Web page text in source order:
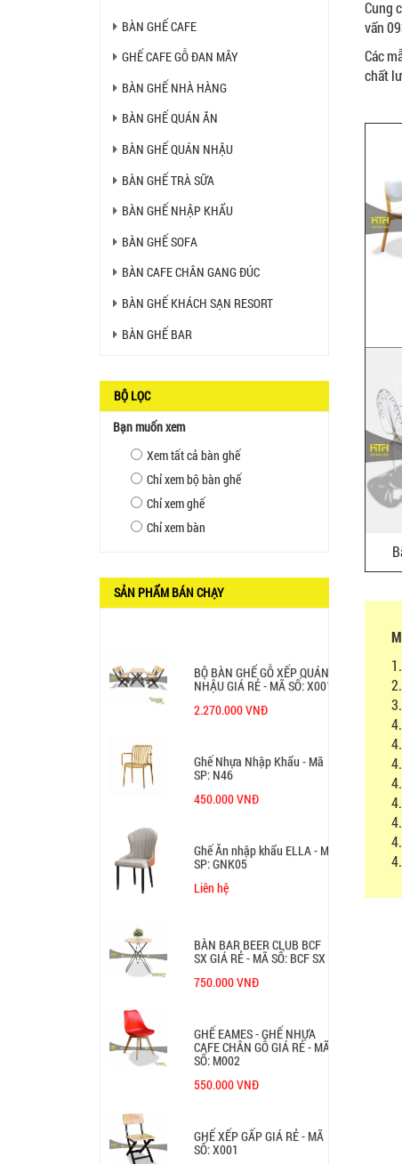
Cung
vấn
Các
chất
BÀN GHẾ CAFE
GHẾ CAFE GỖ ĐAN MÂY
BÀN GHẾ NHÀ HÀNG
BÀN GHẾ QUÁN ĂN
BÀN GHẾ QUÁN NHẬU
BÀN GHẾ TRÀ SỮA
BÀN GHẾ NHẬP KHẨU
BÀN GHẾ SOFA
BÀN CAFE CHÂN GANG ĐÚC
BÀN GHẾ KHÁCH SẠN RESORT
BÀN GHẾ BAR
BỘ LỌC
Bạn muốn xem
Xem tất cả bàn ghế
Chỉ xem bộ bàn ghế
Chỉ xem ghế
Chỉ xem bàn
SẢN PHẨM BÁN CHẠY
BỘ BÀN GHẾ GỖ XẾP QUÁN
Ghế Nhựa Nhập Khẩu - Mã
450.000 VNĐ
Ghế Ăn nhập khẩu ELLA - Mã
Liên hệ
BÀN BAR BEER CLUB BCF
GHẾ XẾP GẤP GIÁ RẺ - MÃ
SỐ: X001
380.000 VNĐ
BÀN CAFE BCF01 GIÁ RẺ -
MÃ SỐ: BCF01
BỘ BÀN GHẾ GỖ XẾP QUÁN
NHẬU GIÁ RẺ - MÃ SỐ: X001
2.270.000 VNĐ
Ghế Nhựa Nhập Khẩu - Mã
SP: N46
450.000 VNĐ
Ghế Ăn nhập khẩu ELLA - Mã
SP: GNK05
Liên hệ
BÀN BAR BEER CLUB BCF
SX GIÁ RẺ - MÃ SỐ: BCF SX
750.000 VNĐ
GHẾ EAMES - GHẾ NHỰA
CAFE CHÂN GỖ GIÁ RẺ - MÃ
SỐ: M002
550.000 VNĐ
GHẾ XẾP GẤP GIÁ RẺ - MÃ
SỐ: X001